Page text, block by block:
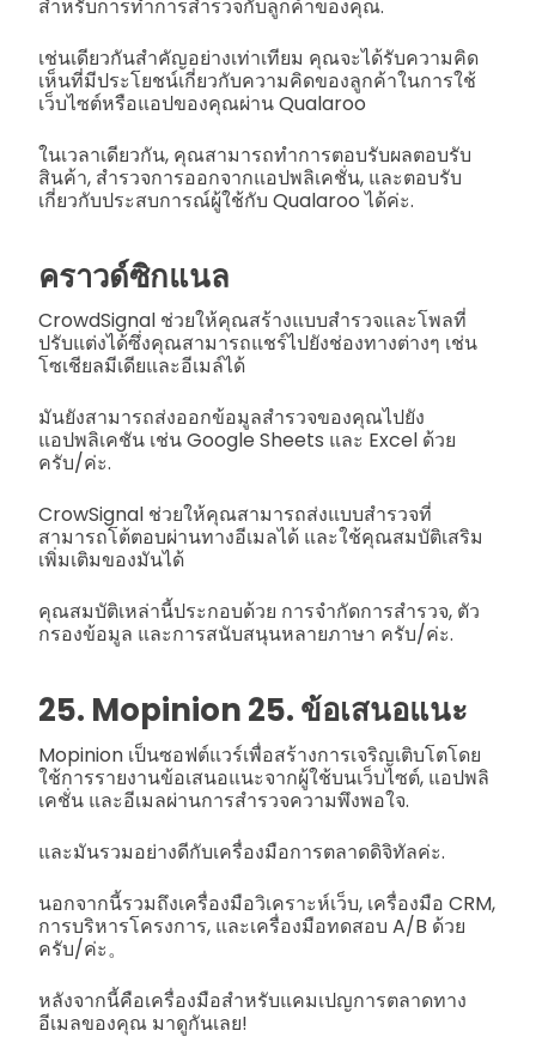
สำหรับการทำการสำรวจกับลูกค้าของคุณ.
เช่นเดียวกันสำคัญอย่างเท่าเทียม คุณจะได้รับความคิด
เห็นที่มีประโยชน์เกี่ยวกับความคิดของลูกค้าในการใช้
เว็บไซต์หรือแอปของคุณผ่าน Qualaroo
ในเวลาเดียวกัน, คุณสามารถทำการตอบรับผลตอบรับ
สินค้า, สำรวจการออกจากแอปพลิเคชั่น, และตอบรับ
เกี่ยวกับประสบการณ์ผู้ใช้กับ Qualaroo ได้ค่ะ.
คราวด์ซิกแนล
CrowdSignal ช่วยให้คุณสร้างแบบสำรวจและโพลที่
ปรับแต่งได้ซึ่งคุณสามารถแชร์ไปยังช่องทางต่างๆ เช่น
โซเชียลมีเดียและอีเมล์ได้
มันยังสามารถส่งออกข้อมูลสำรวจของคุณไปยัง
แอปพลิเคชัน เช่น Google Sheets และ Excel ด้วย
ครับ/ค่ะ.
CrowSignal ช่วยให้คุณสามารถส่งแบบสำรวจที่
สามารถโต้ตอบผ่านทางอีเมลได้ และใช้คุณสมบัติเสริม
เพิ่มเติมของมันได้
คุณสมบัติเหล่านี้ประกอบด้วย การจำกัดการสำรวจ, ตัว
กรองข้อมูล และการสนับสนุนหลายภาษา ครับ/ค่ะ.
25. Mopinion 25. ข้อเสนอแนะ
Mopinion เป็นซอฟต์แวร์เพื่อสร้างการเจริญเติบโตโดย
ใช้การรายงานข้อเสนอแนะจากผู้ใช้บนเว็บไซต์, แอปพลิ
เคชั่น และอีเมลผ่านการสำรวจความพึงพอใจ.
และมันรวมอย่างดีกับเครื่องมือการตลาดดิจิทัลค่ะ.
นอกจากนี้รวมถึงเครื่องมือวิเคราะห์เว็บ, เครื่องมือ CRM,
การบริหารโครงการ, และเครื่องมือทดสอบ A/B ด้วย
ครับ/ค่ะ。
หลังจากนี้คือเครื่องมือสำหรับแคมเปญการตลาดทาง
อีเมลของคุณ มาดูกันเลย!